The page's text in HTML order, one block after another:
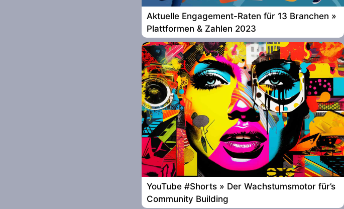
Aktuelle Engagement-Raten für 13 Branchen »
Plattformen & Zahlen 2023
YouTube #Shorts » Der Wachstumsmotor für’s
Community Building